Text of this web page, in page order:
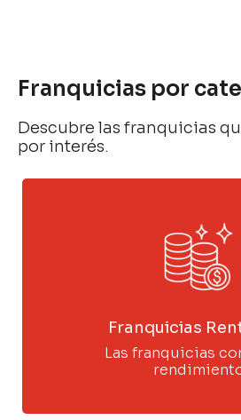
Franquicias por
Descubre las franquicias
por interés.
Franquicias
Las franquicias